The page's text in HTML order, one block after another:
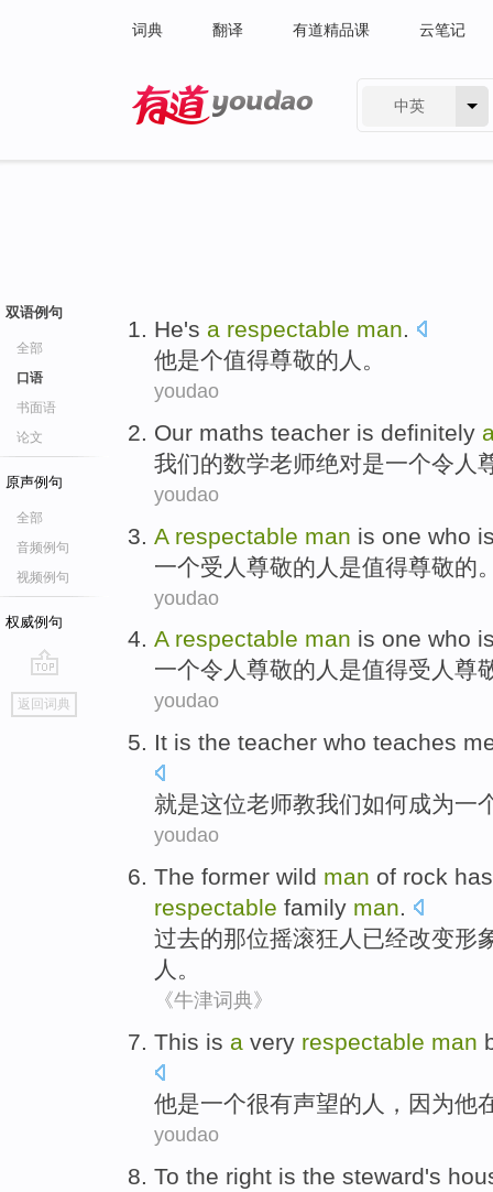
词典 翻译 有道精品课 云笔记
中英
双语例句
全部
口语
书面语
论文
原声例句
全部
音频例句
视频例句
权威例句
go
top
返回词典
He's a respectable man.
他是个值得尊敬的人。
youdao
Our maths teacher is definitely
我们的数学老师绝对是一个令人
youdao
A respectable man is one who
一个受 人 尊敬的 人 是值得尊敬的
youdao
A respectable man is one who
一个令人尊敬的 人 是值得受 人 尊
youdao
It is the teacher who teaches
就是这位老师教我们如何成为一
youdao
The former wild man of rock has
respectable family man.
过去的那位摇滚狂人 已经改变形
人 。
《牛津词典》
This is a very respectable man
他是一个很有声望的 人 ， 因为他
youdao
To the right is the steward's